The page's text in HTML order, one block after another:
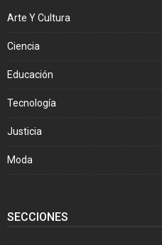
Arte Y Cultura
Ciencia
Educación
Tecnología
Justicia
Moda
SECCIONES